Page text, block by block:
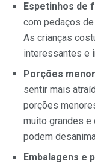
Espetinhos de
com pedaços
As crianças
interessantes e
Porções
sentir mais
porções
muito grandes e
podem
Embalagens e